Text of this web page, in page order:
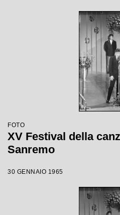
FOTO
XV Festival della
Sanremo
30 GENNAIO 1965